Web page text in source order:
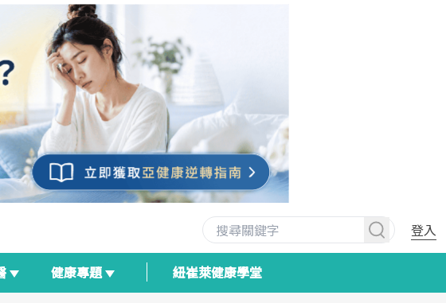
登入
健康專題 紐崔萊健康學堂